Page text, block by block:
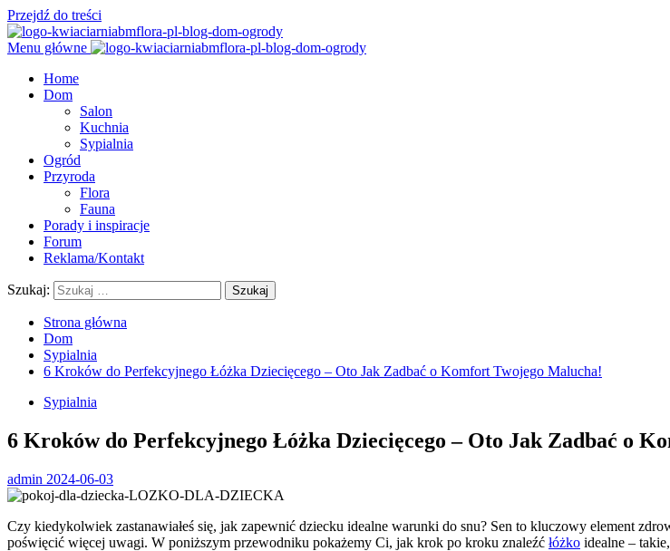
Przejdź do treści
Menu główne
Home
Dom
Salon
Kuchnia
Sypialnia
Ogród
Przyroda
Flora
Fauna
Porady i inspiracje
Forum
Reklama/Kontakt
Szukaj:
Strona główna
Dom
Sypialnia
6 Kroków do Perfekcyjnego Łóżka Dziecięcego – Oto Jak Zadbać o Komfort Twojego Malucha!
Sypialnia
6 Kroków do Perfekcyjnego Łóżka Dziecięcego – Oto Jak Zadbać o
admin 2024-06-03
Czy kiedykolwiek zastanawiałeś się, jak zapewnić dziecku idealne warunki do snu? Sen to kluczowy element
poświęcić więcej uwagi. W poniższym przewodniku pokażemy Ci, jak krok po kroku znaleźć łóżko idealne –